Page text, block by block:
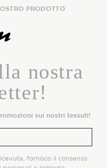
PRODOTTO
nostra
sui nostri tessuti!
fornisco il consenso